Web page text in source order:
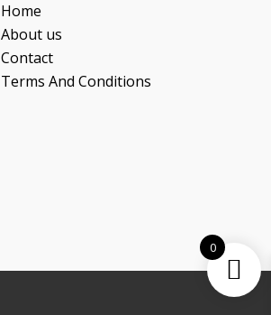
Home
About us
Contact
Terms And Conditions
0